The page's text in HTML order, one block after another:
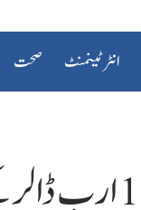
انٹرٹینمنٹ صحت